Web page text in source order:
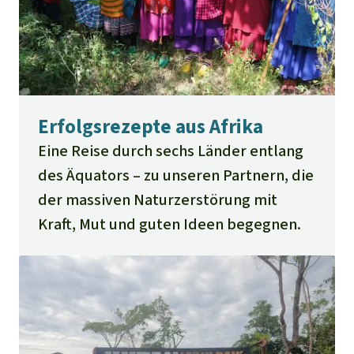
Erfolgsrezepte aus Afrika
Eine Reise durch sechs Länder entlang
des Äquators – zu unseren Partnern, die
der massiven Naturzerstörung mit
Kraft, Mut und guten Ideen begegnen.